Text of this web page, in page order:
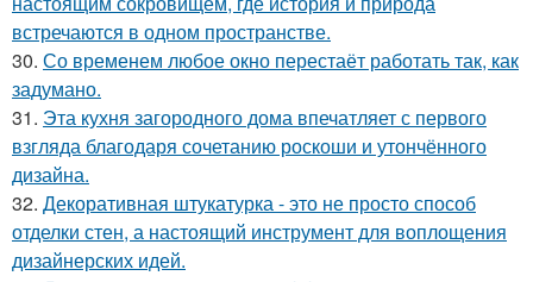
встречаются в одном пространстве.
30. Со временем любое окно перестаёт работать так, как
задумано.
31. Эта кухня загородного дома впечатляет с первого
взгляда благодаря сочетанию роскоши и утончённого
дизайна.
32. Декоративная штукатурка - это не просто способ
отделки стен, а настоящий инструмент для воплощения
дизайнерских идей.